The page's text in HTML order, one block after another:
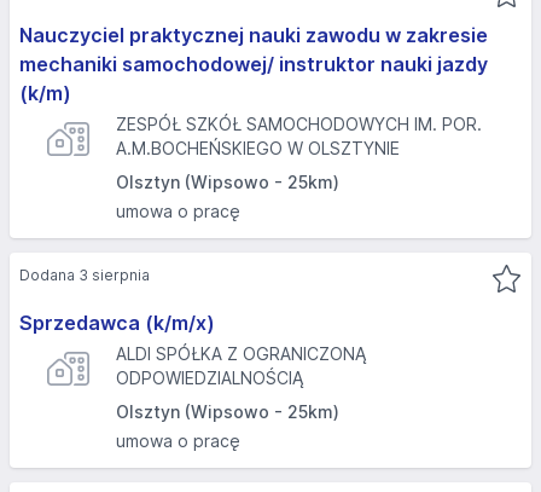
Nauczyciel praktycznej nauki zawodu w zakresie
mechaniki samochodowej/ instruktor nauki jazdy
(k/m)
ZESPÓŁ SZKÓŁ SAMOCHODOWYCH IM. POR.
A.M.BOCHEŃSKIEGO W OLSZTYNIE
Olsztyn (Wipsowo - 25km)
umowa o pracę
Sprzedawca (k/m/x)
ALDI SPÓŁKA Z OGRANICZONĄ
ODPOWIEDZIALNOŚCIĄ
Olsztyn (Wipsowo - 25km)
umowa o pracę
Dodana 3 sierpnia